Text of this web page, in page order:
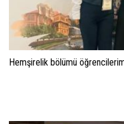
Hemşirelik bölümü